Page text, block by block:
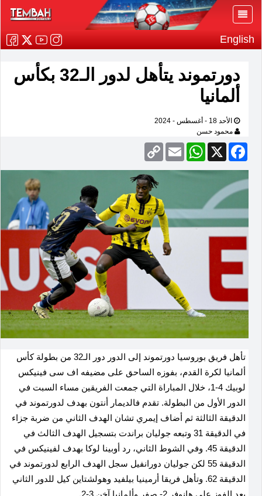
English
دورتموند يتأهل لدور الـ32 بكأس
ألمانيا
الأحد 18 - أغسطس - 2024
محمود حسن
Facebook
X
WhatsApp
Email
Copy
Link
تأهل فريق بوروسيا دورتموند إلى الدور دور الـ32 من بطولة كأس
ألمانيا لكرة القدم، بفوزه الساحق على مضيفه اف سى فينيكس
لوبيك 4-1، خلال المباراة التي جمعت الفريقين مساء السبت في
الدور الأول من البطولة. تقدم فالديمار أنتون بهدف لدورتموند في
الدقيقة الثالثة ثم أضاف إيمري تشان الهدف الثاني من ضربة جزاء
في الدقيقة 31 وتبعه جوليان براندت بتسجيل الهدف الثالث في
الدقيقة 45
. وفي الشوط الثاني، رد أوبينا لوكا بهدف لفينيكس في
الدقيقة 55 لكن جوليان دورانفيل سجل الهدف الرابع لدورتموند في
الدقيقة 62. وتأهل فريقا أرمينيا بيلفيد وهولشتاين كيل للدور الثاني
بعد الفوز على هانوفر 2- صفر وألمانيا آخن 3-2
.